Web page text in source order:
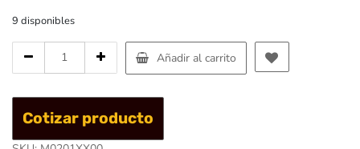
9 disponibles
Set
-
Añadir al carrito
Cotizar producto